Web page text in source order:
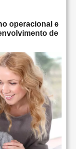
operacional e
de